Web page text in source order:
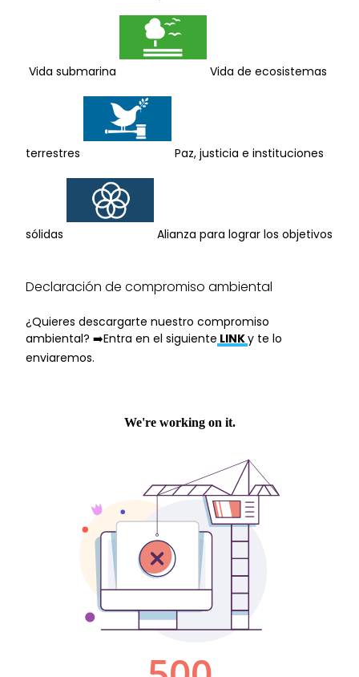
Vida submarina Vida de ecosistemas
terrestres Paz, justicia e instituciones
sólidas Alianza para lograr los objetivos
Declaración de compromiso ambiental
¿Quieres descargarte nuestro compromiso
ambiental? ➡️Entra en el siguiente LINKy te lo
enviaremos.